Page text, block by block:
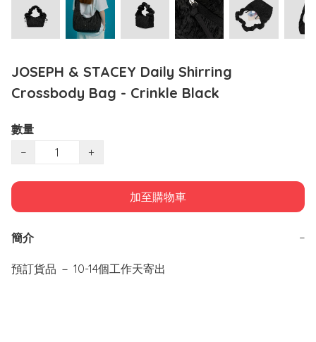
JOSEPH & STACEY Daily Shirring
Crossbody Bag - Crinkle Black
數量
−
+
加至購物車
簡介 −